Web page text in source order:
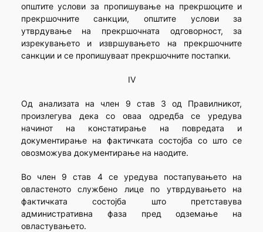
општите услови за пропишување на прекршоците и
прекршочните санкции, општите услови за
утврдување на прекршочната одговорност, за
изрекувањето и извршувањето на прекршочните
санкции и се пропишуваат прекршочните постапки.
IV
Од анализата на член 9 став 3 од Правилникот,
произлегува дека со оваа одредба се уредува
начинот на констатирање на повредата и
документирање на фактичката состојба со што се
овозможува документирање на наодите.
Во член 9 став 4 се уредува постапувањето на
овластеното службено лице по утврдувањето на
фактичката состојба што претставува
административна фаза пред одземање на
овластувањето.